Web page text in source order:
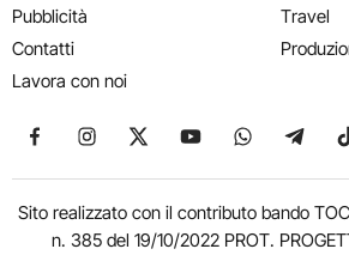
Pubblicità
Contatti
Lavora con noi
Travel
Seguici su Facebook
Seguici su Instagram
Seguici su X
Seguici suSeguici su
Sito realizzato con il contributo bando
n. 385 del 19/10/2022 PROT.